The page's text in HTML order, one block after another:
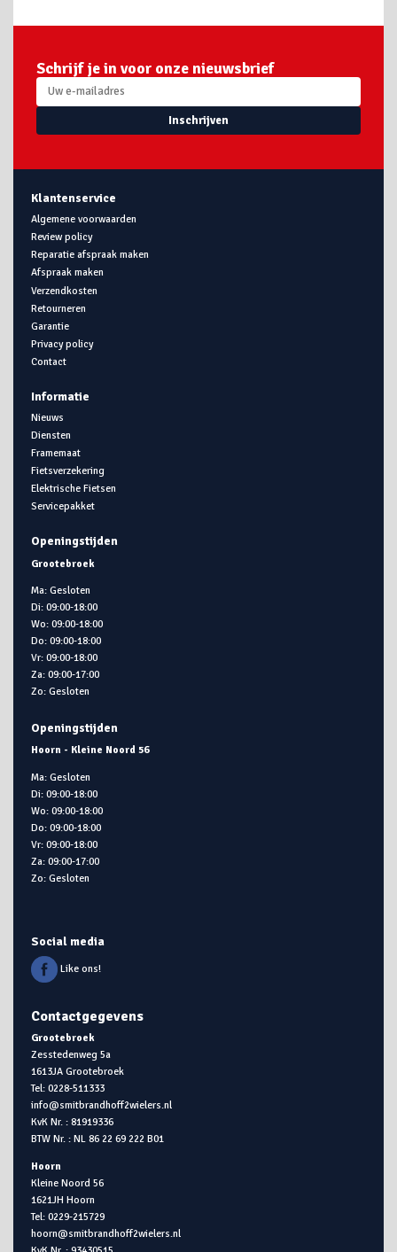
Schrijf je in voor onze nieuwsbrief
Inschrijven
Klantenservice
Algemene voorwaarden
Review policy
Reparatie afspraak maken
Afspraak maken
Verzendkosten
Retourneren
Garantie
Privacy policy
Contact
Informatie
Nieuws
Diensten
Framemaat
Fietsverzekering
Elektrische Fietsen
Servicepakket
Openingstijden
Grootebroek
Ma: Gesloten
Di: 09:00-18:00
Wo: 09:00-18:00
Do: 09:00-18:00
Vr: 09:00-18:00
Za: 09:00-17:00
Zo: Gesloten
Openingstijden
Hoorn - Kleine Noord 56
Ma: Gesloten
Di: 09:00-18:00
Wo: 09:00-18:00
Do: 09:00-18:00
Vr: 09:00-18:00
Za: 09:00-17:00
Zo: Gesloten
Social media
Like ons!
Contactgegevens
Grootebroek
Zesstedenweg 5a
1613JA Grootebroek
Tel: 0228-511333
info@smitbrandhoff2wielers.nl
KvK Nr. : 81919336
BTW Nr. : NL 86 22 69 222 B01
Hoorn
Kleine Noord 56
1621JH Hoorn
Tel: 0229-215729
hoorn@smitbrandhoff2wielers.nl